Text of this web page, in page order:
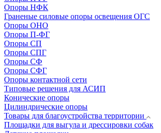
Опоры НФК
Граненые силовые опоры освещения ОГС
Опоры ОНО
Опоры П-ФГ
Опоры СП
Опоры СПГ
Опоры СФ
Опоры СФГ
Опоры контактной сети
Типовые решения для АСИП
Конические опоры
Цилиндрические опоры
Товары для благоустройства территории
Площадки для выгула и дрессировки собак